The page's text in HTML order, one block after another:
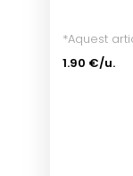
*Aquest
1.90 €/u.